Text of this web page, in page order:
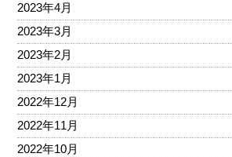
2023年4月
2023年3月
2023年2月
2023年1月
2022年12月
2022年11月
2022年10月